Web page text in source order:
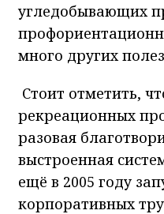
угледобывающих
много других
Стоит отметить,
рекреационных
разовая
выстроенная
ещё в 2005 году
корпоративных